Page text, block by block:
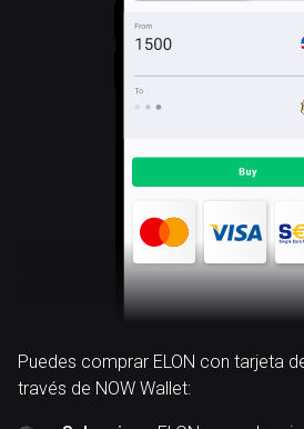
Puedes comprar ELON con tarjeta
través de NOW Wallet: